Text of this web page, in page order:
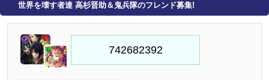
世界を壊す者達 高杉晋助＆鬼兵隊のフレンド募集!